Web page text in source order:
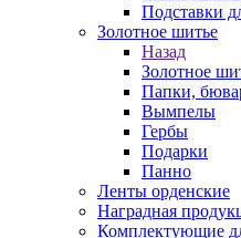
Подставки
Золотное шитье
Назад
Золотное
Папки,
Вымпелы
Гербы
Подарки
Панно
Ленты орденские
Наградная
Комплектующие